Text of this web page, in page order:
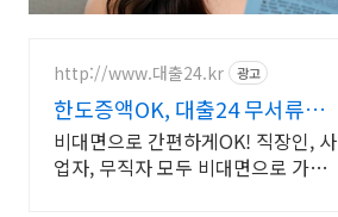
http://www.대출24.kr 광고
한도증액OK, 대출24 무서류
No신용 대출가능!
비대면으로 간편하게OK! 직장인, 사
업자, 무직자 모두 비대면으로 가능